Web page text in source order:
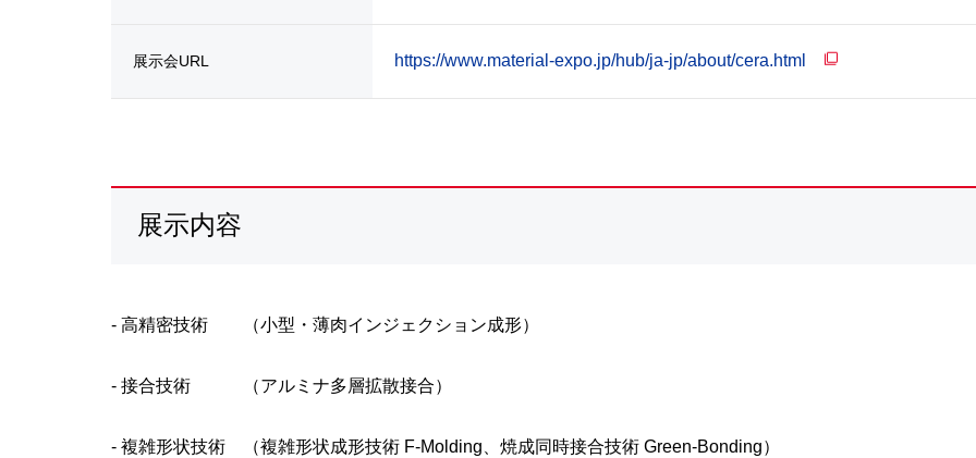
展示会URL https://www.material-expo.jp/hub/ja-jp/about/cera.html
展示内容
- 高精密技術 （小型・薄肉インジェクション成形）
- 接合技術 （アルミナ多層拡散接合）
- 複雑形状技術 （複雑形状成形技術 F-Molding、焼成同時接合技術 Green-Bonding）